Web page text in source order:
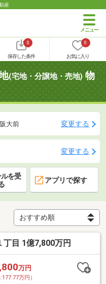
産
0
保存した条件
0
お気に入り
(宅地・分譲地・売地) 物
大前 変更する
変更する
を受
アプリで探す
目 1億7,800万円
万円
万円）